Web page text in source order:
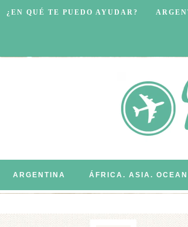
¿EN QUÉ TE PUEDO AYUDAR?
ARGENTINA ÁFRICA. ASIA.